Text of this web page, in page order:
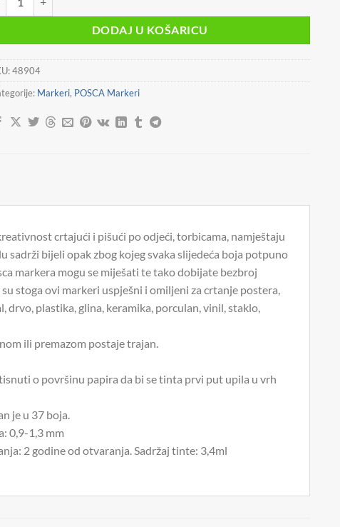
DODAJ U KOŠARICU
48904
Markeri, POSCA Markeri
crtajući i pišući po odjeći, torbicama, namještaju
bijeli opak zbog kojeg svaka slijedeća boja potpuno
markera mogu se miješati te tako dobijate bezbroj
stoga ovi markeri uspješni i omiljeni za crtanje postera,
drvo, plastika, glina, keramika, porculan, vinil, staklo,
ili premazom postaje trajan.
o površinu papira da bi se tinta prvi put upila u vrh
je u 37 boja.
0,9-1,3 mm
2 godine od otvaranja. Sadržaj tinte: 3,4ml